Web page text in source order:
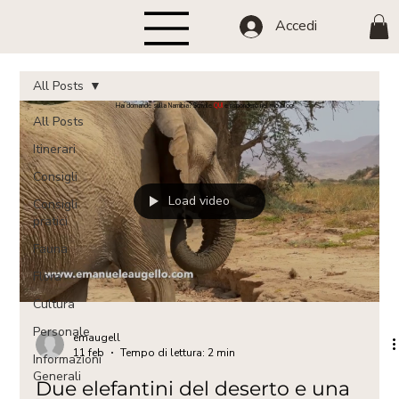
Accedi
All Posts
Itinerari
Consigli
Consigli
pratici
Fauna
Flora
Cultura
Personale
Informazioni
Generali
All Posts
Load video
emaugell
11 feb
Tempo di lettura: 2 min
Due elefantini del deserto e una
Hai domande sulla Namibia? ScrivileQUI e risponderò nel mio blog!